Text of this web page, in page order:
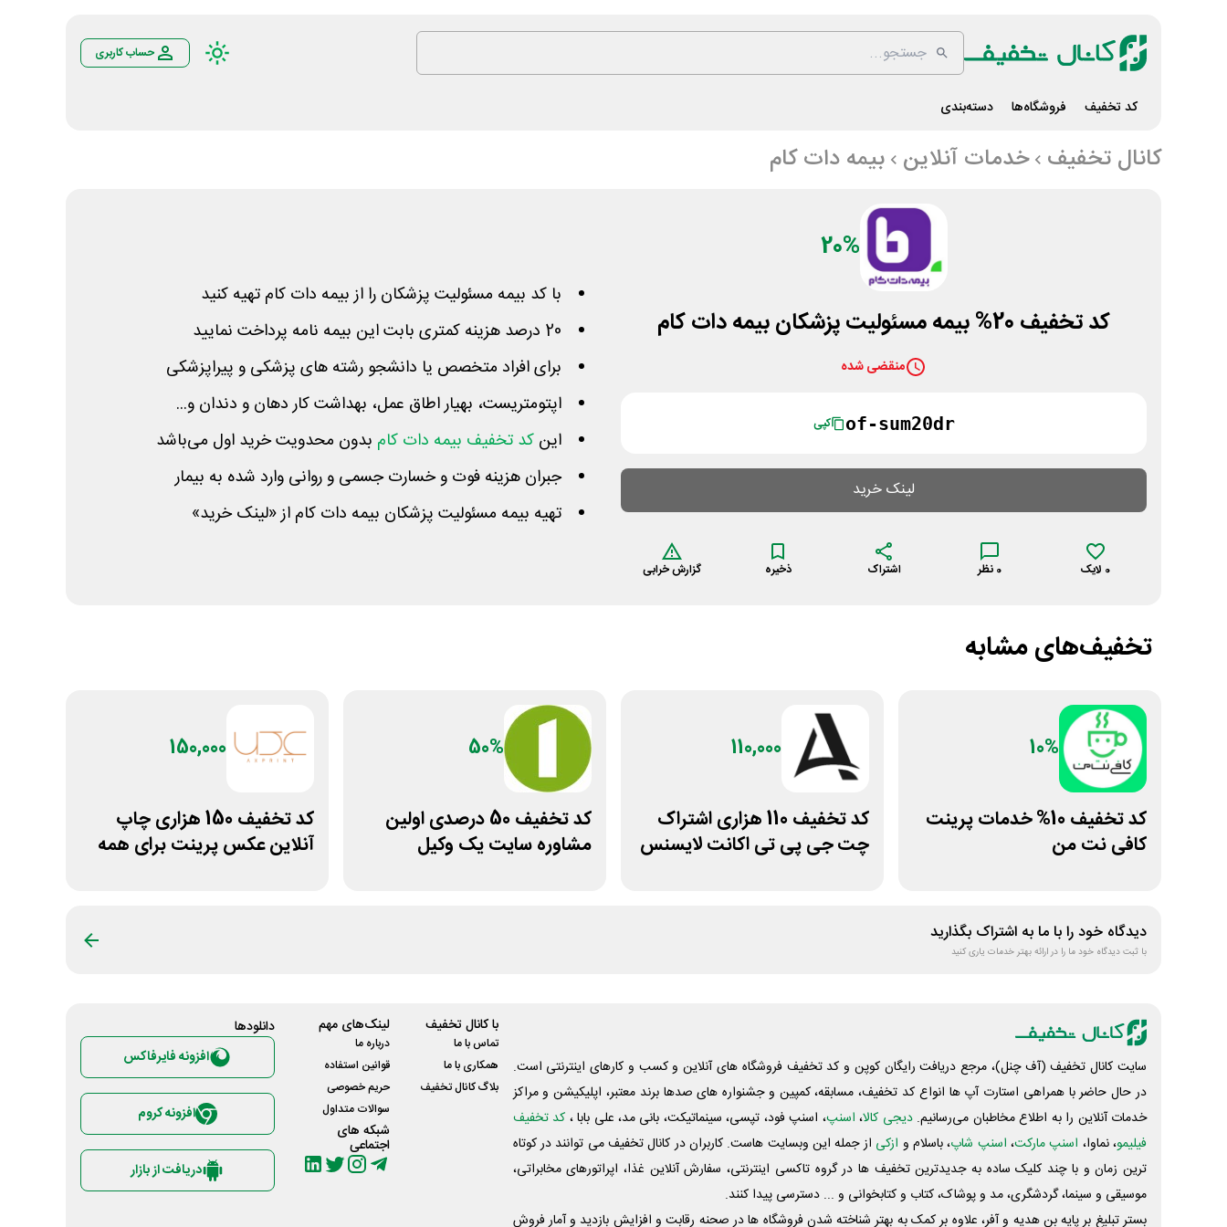
حساب کاربری
کد تخفیف فروشگاه‌ها دسته‌بندی
کانال تخفیف خدمات آنلاین بیمه دات کام
20%
کد تخفیف 20% بیمه مسئولیت پزشکان بیمه دات کام
منقضی شده
of-sum20dr کپی
لینک خرید
0 لایک 0 نظر اشتراک ذخیره گزارش خرابی
با کد بیمه مسئولیت پزشکان را از بیمه دات کام تهیه کنید
20 درصد هزینه کمتری بابت این بیمه نامه پرداخت نمایید
برای افراد متخصص یا دانشجو رشته های پزشکی و پیراپزشکی
اپتومتریست، بهیار اطاق عمل، بهداشت کار دهان و دندان و...
این کد تخفیف بیمه دات کام بدون محدویت خرید اول می‌باشد
جبران هزینه فوت و خسارت جسمی و روانی وارد شده به بیمار
تهیه بیمه مسئولیت پزشکان بیمه دات کام از «لینک خرید»
تخفیف‌های مشابه
10%
کد تخفیف 10% خدمات پرینت
کافی نت من
110,000
کد تخفیف 110 هزاری اشتراک
چت جی پی تی اکانت لایسنس
50%
کد تخفیف 50 درصدی اولین
مشاوره سایت یک وکیل
150,000
کد تخفیف 150 هزاری چاپ
آنلاین عکس پرینت برای همه
دیدگاه خود را با ما به اشتراک بگذارید
با ثبت دیدگاه خود ما را در ارائه بهتر خدمات یاری کنید
سایت کانال تخفیف (آف چنل)، مرجع دریافت رایگان کوپن و کد تخفیف فروشگاه های آنلاین و کسب و‌ کارهای اینترنتی است.
در حال حاضر با همراهی استارت آپ ها انواع کد تخفیف، مسابقه، کمپین و جشنواره های صدها برند معتبر، اپلیکیشن و مراکز
خدمات آنلاین را به اطلاع مخاطبان می‌رسانیم. دیجی کالا، اسنپ، اسنپ فود، تپسی، سینماتیکت، بانی مد، علی‌ بابا ، کد تخفیف
فیلیمو، نماوا، اسنپ مارکت، اسنپ شاپ، باسلام و ازکی از جمله این وبسایت ‌هاست. کاربران در کانال تخفیف می توانند در کوتاه
ترین زمان و با چند کلیک ساده به جدیدترین تخفیف ها در گروه تاکسی اینترنتی، سفارش آنلاین غذا، اپراتورهای مخابراتی،
موسیقی و سینما، گردشگری، مد و پوشاک، کتاب و کتابخوانی و ... دسترسی پیدا کنند.
بستر تبلیغ بر پایه بن هدیه و آفر، علاوه بر کمک به بهتر شناخته شدن فروشگاه ها در صحنه رقابت و افزایش بازدید و آمار فروش
با کانال تخفیف
تماس با ما
همکاری با ما
بلاگ کانال تخفیف
لینک‌های مهم
درباره ما
قوانین استفاده
حریم خصوصی
سوالات متداول
شبکه های
اجتماعی
دانلود‌ها
افزونه فایرفاکس
افزونه کروم
دریافت از بازار